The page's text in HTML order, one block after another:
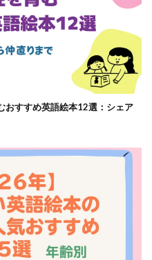
おすすめ英語絵本12選：シェア